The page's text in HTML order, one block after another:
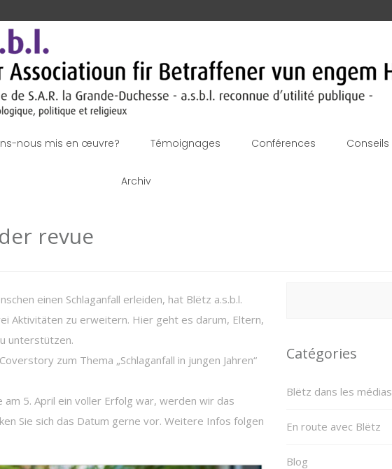
nous mis en œuvre? Témoignages Conférences Conseils
Archiv
revue
einen Schlaganfall erleiden, hat Blëtz a.s.b.l.
Aktivitäten zu erweitern. Hier geht es darum, Eltern,
unterstützen.
zum Thema „Schlaganfall in jungen Jahren“
5. April ein voller Erfolg war, werden wir das
Sie sich das Datum gerne vor. Weitere Infos folgen
Catégories
Blëtz dans les médias
En route avec Blëtz
Blog